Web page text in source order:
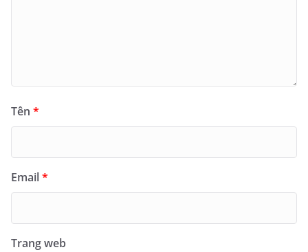
Tên *
Email*
Trang web